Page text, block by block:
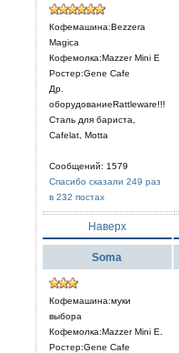
Кофемашина:Bezzera
Magica
Кофемолка:Mazzer Mini E
Ростер:Gene Cafe
Др.
оборудованиеRattleware!!!
Сталь для бариста,
Cafelat, Motta
Сообщений: 1579
Спасибо сказали 249 раз
в 232 постах
Наверх
Soma
Кофемашина:муки
выбора
Кофемолка:Mazzer Mini E.
Ростер:Gene Cafe